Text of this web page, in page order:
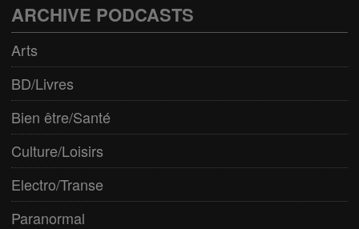
ARCHIVE PODCASTS
Arts
BD/Livres
Bien être/Santé
Culture/Loisirs
Electro/Transe
Paranormal